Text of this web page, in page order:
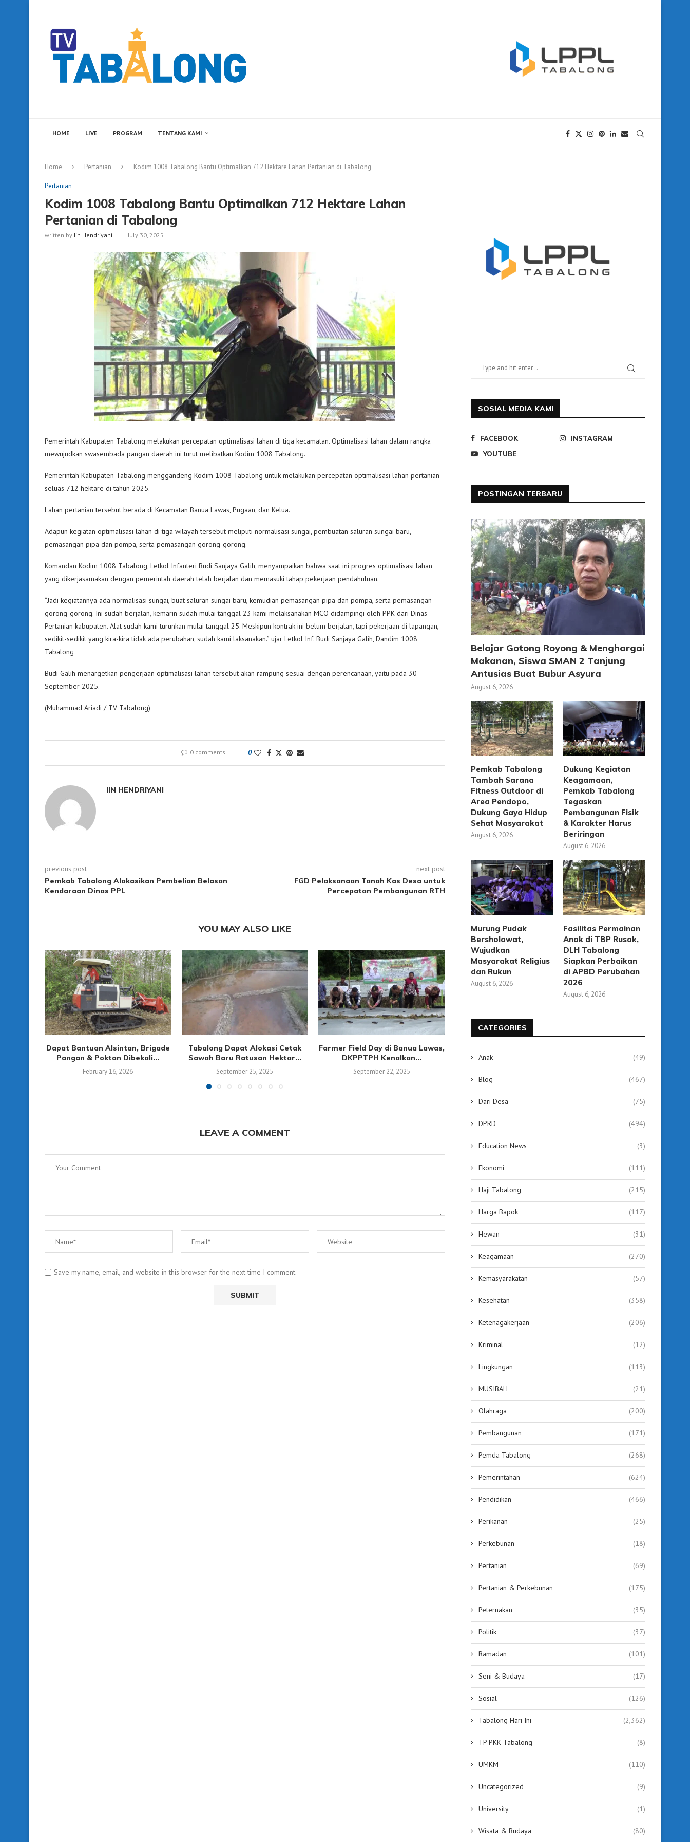
HOME LIVE PROGRAM TENTANG KAMI
Home Pertanian Kodim 1008 Tabalong Bantu Optimalkan 712 Hektare Lahan Pertanian di Tabalong
Pertanian
Kodim 1008 Tabalong Bantu Optimalkan 712 Hektare Lahan
Pertanian di Tabalong
written by Iin Hendriyani July 30, 2025
Pemerintah Kabupaten Tabalong melakukan percepatan optimalisasi lahan di tiga kecamatan. Optimalisasi lahan dalam rangka
mewujudkan swasembada pangan daerah ini turut melibatkan Kodim 1008 Tabalong.
Pemerintah Kabupaten Tabalong menggandeng Kodim 1008 Tabalong untuk melakukan percepatan optimalisasi lahan pertanian
seluas 712 hektare di tahun 2025.
Lahan pertanian tersebut berada di Kecamatan Banua Lawas, Pugaan, dan Kelua.
Adapun kegiatan optimalisasi lahan di tiga wilayah tersebut meliputi normalisasi sungai, pembuatan saluran sungai baru,
pemasangan pipa dan pompa, serta pemasangan gorong-gorong.
Komandan Kodim 1008 Tabalong, Letkol Infanteri Budi Sanjaya Galih, menyampaikan bahwa saat ini progres optimalisasi lahan
yang dikerjasamakan dengan pemerintah daerah telah berjalan dan memasuki tahap pekerjaan pendahuluan.
“Jadi kegiatannya ada normalisasi sungai, buat saluran sungai baru, kemudian pemasangan pipa dan pompa, serta pemasangan
gorong-gorong. Ini sudah berjalan, kemarin sudah mulai tanggal 23 kami melaksanakan MCO didampingi oleh PPK dari Dinas
Pertanian kabupaten. Alat sudah kami turunkan mulai tanggal 25. Meskipun kontrak ini belum berjalan, tapi pekerjaan di lapangan,
sedikit-sedikit yang kira-kira tidak ada perubahan, sudah kami laksanakan.” ujar Letkol Inf. Budi Sanjaya Galih, Dandim 1008
Tabalong
Budi Galih menargetkan pengerjaan optimalisasi lahan tersebut akan rampung sesuai dengan perencanaan, yaitu pada 30
September 2025.
(Muhammad Ariadi / TV Tabalong)
0 comments 0
IIN HENDRIYANI
previous post
Pemkab Tabalong Alokasikan Pembelian Belasan
Kendaraan Dinas PPL
next post
FGD Pelaksanaan Tanah Kas Desa untuk
Percepatan Pembangunan RTH
YOU MAY ALSO LIKE
Dapat Bantuan Alsintan, Brigade
Pangan & Poktan Dibekali...
February 16, 2026
Tabalong Dapat Alokasi Cetak
Sawah Baru Ratusan Hektar...
September 25, 2025
Farmer Field Day di Banua Lawas,
DKPPTPH Kenalkan...
September 22, 2025
Desa, Pemkab Tabalong Pastikan
Dukungan...
September 19, 2025
Pihak Bersinergi
Ketahanan...
September 19, 2025
LEAVE A COMMENT
Save my name, email, and website in this browser for the next time I comment.
SOSIAL MEDIA KAMI
FACEBOOK
INSTAGRAM
YOUTUBE
POSTINGAN TERBARU
Belajar Gotong Royong & Menghargai
Makanan, Siswa SMAN 2 Tanjung
Antusias Buat Bubur Asyura
August 6, 2026
Pemkab Tabalong
Tambah Sarana
Fitness Outdoor di
Area Pendopo,
Dukung Gaya Hidup
Sehat Masyarakat
August 6, 2026
Dukung Kegiatan
Keagamaan,
Pemkab Tabalong
Tegaskan
Pembangunan Fisik
& Karakter Harus
Beriringan
August 6, 2026
Murung Pudak
Bersholawat,
Wujudkan
Masyarakat Religius
dan Rukun
August 6, 2026
Fasilitas Permainan
Anak di TBP Rusak,
DLH Tabalong
Siapkan Perbaikan
di APBD Perubahan
2026
August 6, 2026
CATEGORIES
Anak (49)
Blog (467)
Dari Desa (75)
DPRD (494)
Education News (3)
Ekonomi (111)
Haji Tabalong (215)
Harga Bapok (117)
Hewan (31)
Keagamaan (270)
Kemasyarakatan (57)
Kesehatan (358)
Ketenagakerjaan (206)
Kriminal (12)
Lingkungan (113)
MUSIBAH (21)
Olahraga (200)
Pembangunan (171)
Pemda Tabalong (268)
Pemerintahan (624)
Pendidikan (466)
Perikanan (25)
Perkebunan (18)
Pertanian (69)
Pertanian & Perkebunan (175)
Peternakan (35)
Politik (37)
Ramadan (101)
Seni & Budaya (17)
Sosial (126)
Tabalong Hari Ini (2,362)
TP PKK Tabalong (8)
UMKM (110)
Uncategorized (9)
University (1)
Wisata & Budaya (80)